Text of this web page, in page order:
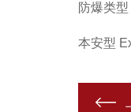
防爆类
本安型